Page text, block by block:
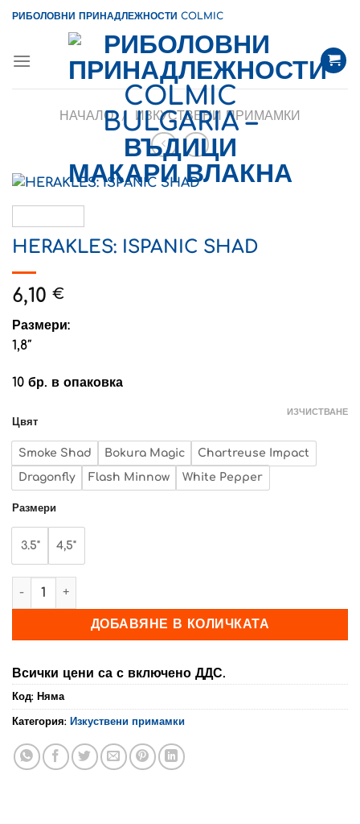
SkipРИБОЛОВНИ ПРИНАДЛЕЖНОСТИ COLMIC
НАЧАЛО / ИЗКУСТВЕНИ ПРИМАМКИ
HERAKLES: ISPANIC SHAD
6,10 €
Размери:
1,8″
10 бр. в опаковка
Цвят
Smoke Shad Bokura Magic
Chartreuse Impact
Dragonfly
Flash Minnow White Pepper
Размери
3.5" 4,5"
ИЗЧИСТВАНЕ
количество за HERAKLES: ISPANIC SHAD
ДОБАВЯНЕ В КОЛИЧКАТА
Всички цени са с включено ДДС.
Код: Няма
Категория: Изкуствени примамки